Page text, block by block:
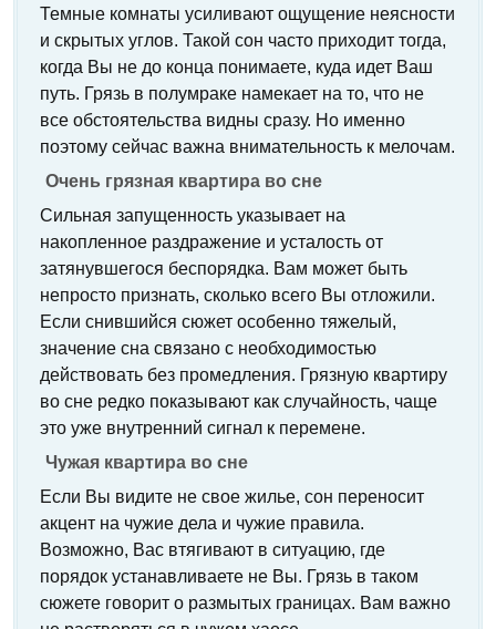
Темные комнаты усиливают ощущение неясности
и скрытых углов. Такой сон часто приходит тогда,
когда Вы не до конца понимаете, куда идет Ваш
путь. Грязь в полумраке намекает на то, что не
все обстоятельства видны сразу. Но именно
поэтому сейчас важна внимательность к мелочам.
Очень грязная квартира во сне
Сильная запущенность указывает на
накопленное раздражение и усталость от
затянувшегося беспорядка. Вам может быть
непросто признать, сколько всего Вы отложили.
Если снившийся сюжет особенно тяжелый,
значение сна связано с необходимостью
действовать без промедления. Грязную квартиру
во сне редко показывают как случайность, чаще
это уже внутренний сигнал к перемене.
Чужая квартира во сне
Если Вы видите не свое жилье, сон переносит
акцент на чужие дела и чужие правила.
Возможно, Вас втягивают в ситуацию, где
порядок устанавливаете не Вы. Грязь в таком
сюжете говорит о размытых границах. Вам важно